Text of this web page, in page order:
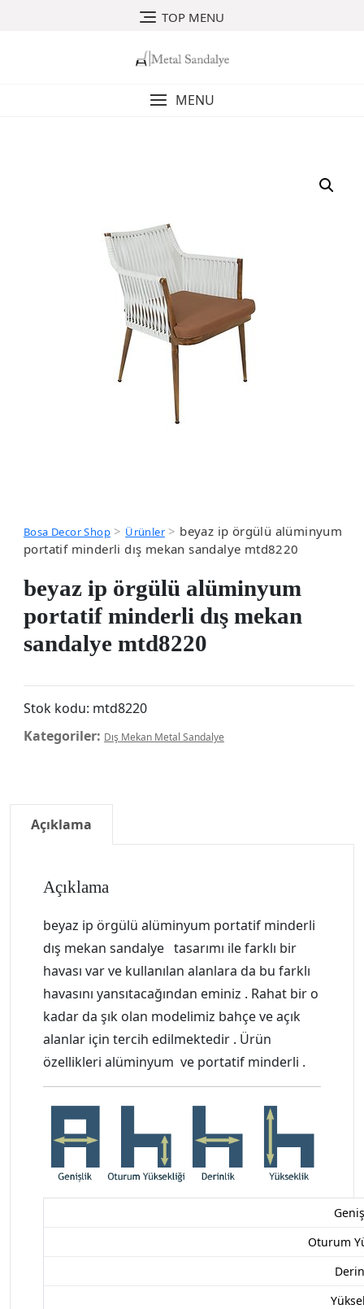
TOP MENU
MENU
Bosa Decor Shop> Ürünler> beyaz ip örgülü alüminyum
portatif minderli dış mekan sandalye mtd8220
beyaz ip örgülü alüminyum
portatif minderli dış mekan
sandalye mtd8220
Stok kodu: mtd8220
Kategoriler: Dış Mekan Metal Sandalye
Açıklama
Açıklama
beyaz ip örgülü alüminyum portatif minderli
dış mekan sandalye tasarımı ile farklı bir
havası var ve kullanılan alanlara da bu farklı
havasını yansıtacağından eminiz . Rahat bir o
kadar da şık olan modelimiz bahçe ve açık
alanlar için tercih edilmektedir . Ürün
özellikleri alüminyum ve portatif minderli .
Oturum